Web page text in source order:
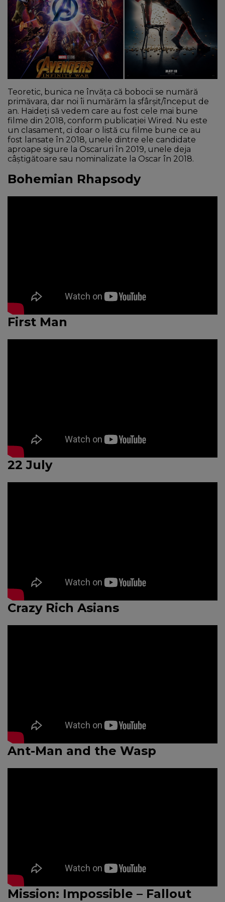
NEWS
CONTUL MEU
Teoretic, bunica ne învăța că bobocii se numără
primăvara, dar noi îi numărăm la sfârșit/început de
an. Haideți să vedem care au fost cele mai bune
filme din 2018, conform publicației Wired. Nu este
un clasament, ci doar o listă cu filme bune ce au
fost lansate în 2018, unele dintre ele candidate
aproape sigure la Oscaruri în 2019, unele deja
câștigătoare sau nominalizate la Oscar în 2018.
Bohemian Rhapsody
First Man
22 July
Crazy Rich Asians
Ant-Man and the Wasp
Mission: Impossible – Fallout